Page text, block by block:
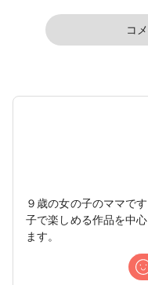
コ
９歳の女の子のママで
子で楽しめる作品を中
ます。